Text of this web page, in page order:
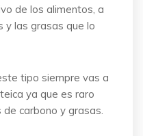
de los alimentos, a
y las grasas que lo
tipo siempre vas a
ya que es raro
carbono y grasas.